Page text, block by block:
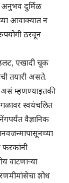
अनुभव दुर्मिळ
आवाक्यात न
ठरवून
एखादी चूक
तयारी असते.
असं म्हणण्याइतकी
स्वयंचलित
वैज्ञानिक
फरकांनी
वाटणाऱ्या
शोध